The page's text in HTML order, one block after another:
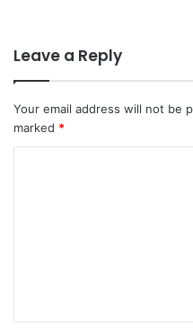
Leave a Reply
Your email address will not be
marked *
t